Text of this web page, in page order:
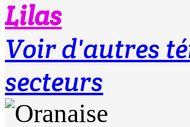
Lilas
Voir d'autres
secteurs